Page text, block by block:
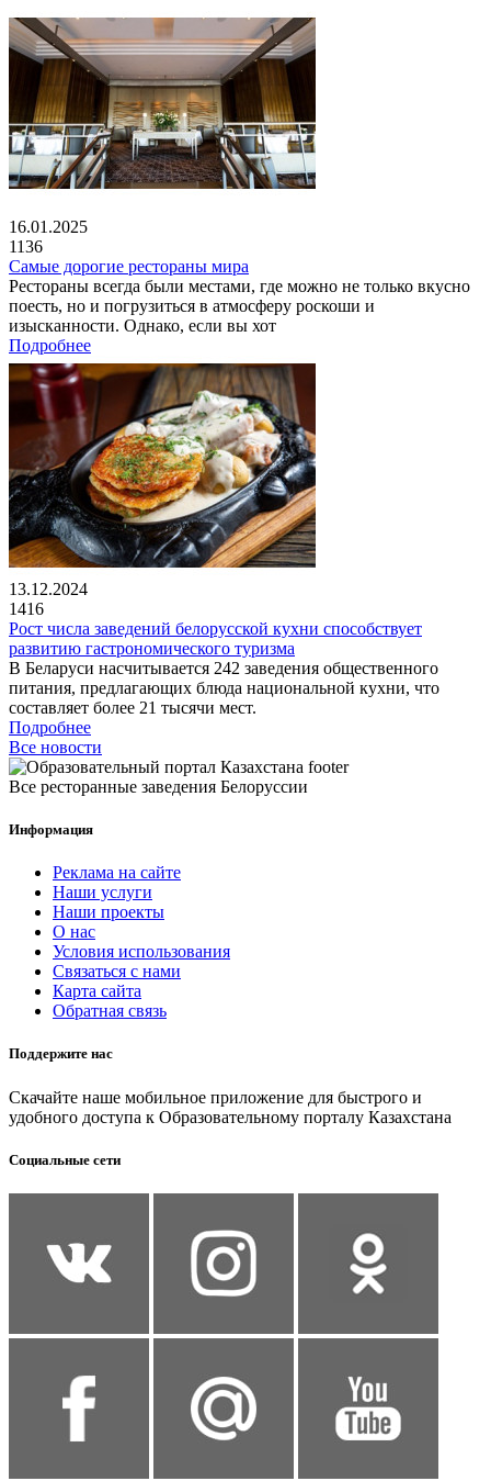
16.01.2025
1136
Самые дорогие рестораны мира
Рестораны всегда были местами, где можно не только вкусно
поесть, но и погрузиться в атмосферу роскоши и
изысканности. Однако, если вы хот
Подробнее
13.12.2024
1416
Рост числа заведений белорусской кухни способствует
развитию гастрономического туризма
В Беларуси насчитывается 242 заведения общественного
питания, предлагающих блюда национальной кухни, что
составляет более 21 тысячи мест.
Подробнее
Все новости
Все ресторанные заведения Белоруссии
Информация
Реклама на сайте
Наши услуги
Наши проекты
О нас
Условия использования
Связаться с нами
Карта сайта
Обратная связь
Поддержите нас
Скачайте наше мобильное приложение для быстрого и
удобного доступа к Образовательному порталу Казахстана
Социальные сети